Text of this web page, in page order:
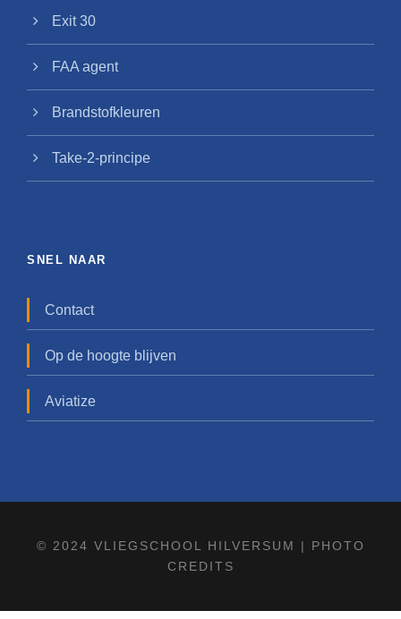
Exit 30
FAA agent
Brandstofkleuren
Take-2-principe
SNEL NAAR
Contact
Op de hoogte blijven
Aviatize
© 2024 VLIEGSCHOOL HILVERSUM | PHOTO
CREDITS